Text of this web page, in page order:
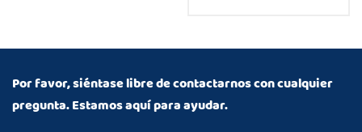
Por favor, siéntase libre de contactarnos con cualquier
pregunta. Estamos aquí para ayudar.